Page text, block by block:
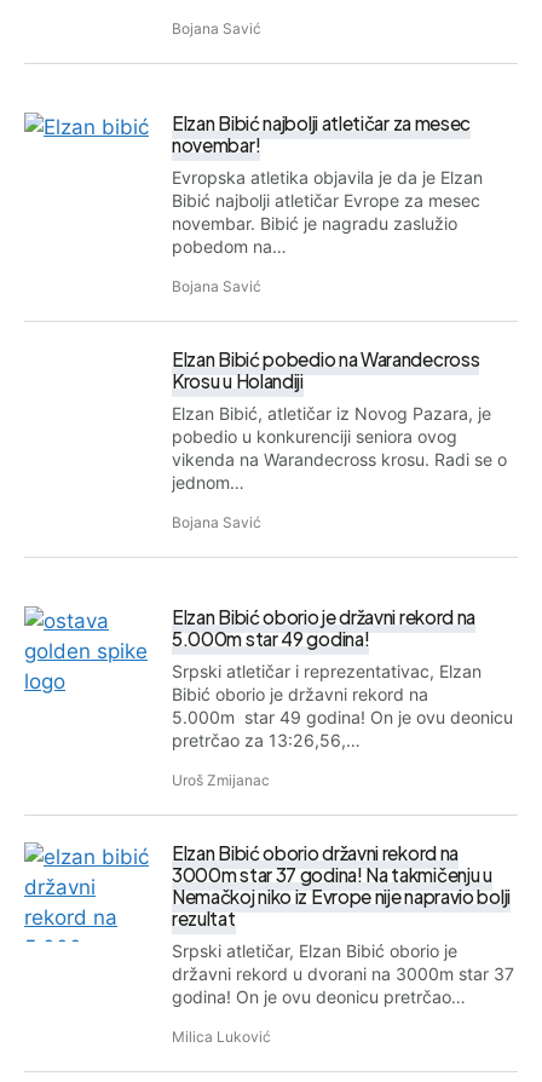
Bojana Savić
Elzan Bibić najbolji atletičar za mesec
novembar!
Evropska atletika objavila je da je Elzan
Bibić najbolji atletičar Evrope za mesec
novembar. Bibić je nagradu zaslužio
pobedom na…
Bojana Savić
Elzan Bibić pobedio na Warandecross
Krosu u Holandiji
Elzan Bibić, atletičar iz Novog Pazara, je
pobedio u konkurenciji seniora ovog
vikenda na Warandecross krosu. Radi se o
jednom…
Bojana Savić
Elzan Bibić oborio je državni rekord na
5.000m star 49 godina!
Srpski atletičar i reprezentativac, Elzan
Bibić oborio je državni rekord na
5.000m star 49 godina! On je ovu deonicu
pretrčao za 13:26,56,…
Uroš Zmijanac
Elzan Bibić oborio državni rekord na
3000m star 37 godina! Na takmičenju u
Nemačkoj niko iz Evrope nije napravio bolji
rezultat
Srpski atletičar, Elzan Bibić oborio je
državni rekord u dvorani na 3000m star 37
godina! On je ovu deonicu pretrčao…
Milica Luković